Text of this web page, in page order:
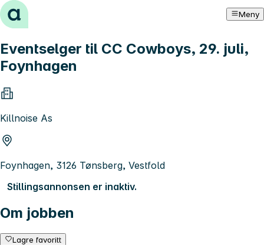
Hopp til innhold Meny
Eventselger til CC Cowboys, 29. juli,
Foynhagen
Killnoise As
Foynhagen, 3126 Tønsberg, Vestfold
Stillingsannonsen er inaktiv.
Om jobben
Lagre favoritt